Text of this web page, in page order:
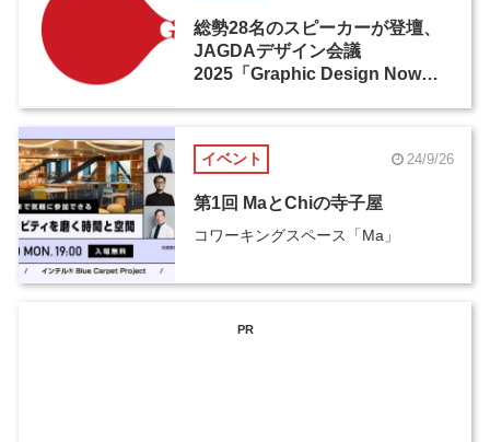
総勢28名のスピーカーが登壇、
JAGDAデザイン会議
2025「Graphic Design Now」
イベント 24/9/26
第1回 MaとChiの寺子屋
コワーキングスペース「Ma」
PR